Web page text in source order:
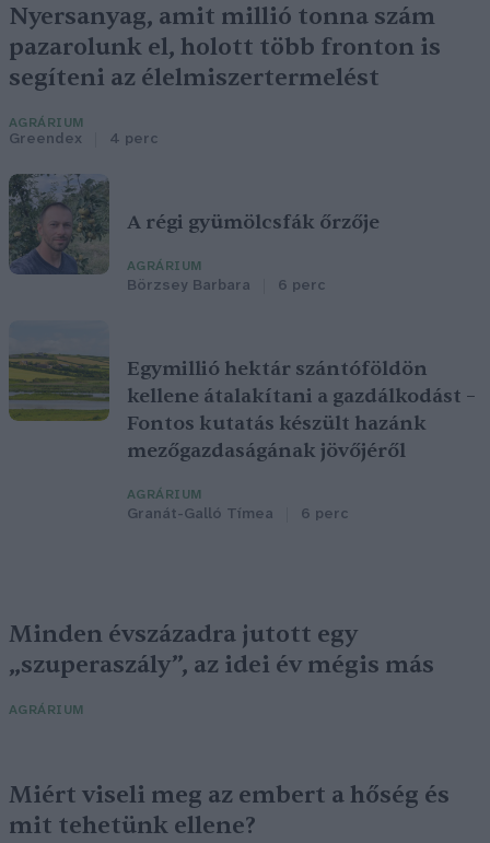
Nyersanyag, amit millió tonna szám
pazarolunk el, holott több fronton is
segíteni az élelmiszertermelést
AGRÁRIUM
Greendex 4 perc
A régi gyümölcsfák őrzője
AGRÁRIUM
Börzsey Barbara 6 perc
Egymillió hektár szántóföldön
kellene átalakítani a gazdálkodást –
Fontos kutatás készült hazánk
mezőgazdaságának jövőjéről
AGRÁRIUM
Granát-Galló Tímea 6 perc
Minden évszázadra jutott egy
„szuperaszály”, az idei év mégis más
AGRÁRIUM
Miért viseli meg az embert a hőség és
mit tehetünk ellene?